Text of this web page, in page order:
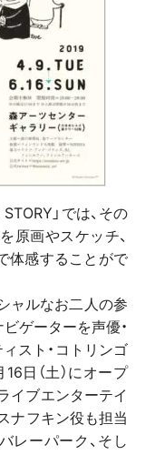
」では、その
原画やスケッチ、
体感することがで
ャルなお二人の参
ゲーターを声優・
スト・コトリンゴ
日（土）にオープ
イブエンターテイ
ナフキン役も担当
レーパーク、そし